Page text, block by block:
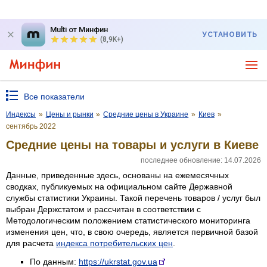
Multi от Минфин
(8,9K+)
УСТАНОВИТЬ
Все показатели
Индексы » Цены и рынки » Средние цены в Украине » Киев »
сентябрь 2022
Средние цены на товары и услуги в Киеве
последнее обновление: 14.07.2026
Данные, приведенные здесь, основаны на ежемесячных
сводках, публикуемых на официальном сайте Державной
службы статистики Украины. Такой перечень товаров / услуг был
выбран Держстатом и рассчитан в соответствии с
Методологическим положением статистического мониторинга
изменения цен, что, в свою очередь, является первичной базой
для расчета индекса потребительских цен
По данным: https://ukrstat.gov.ua